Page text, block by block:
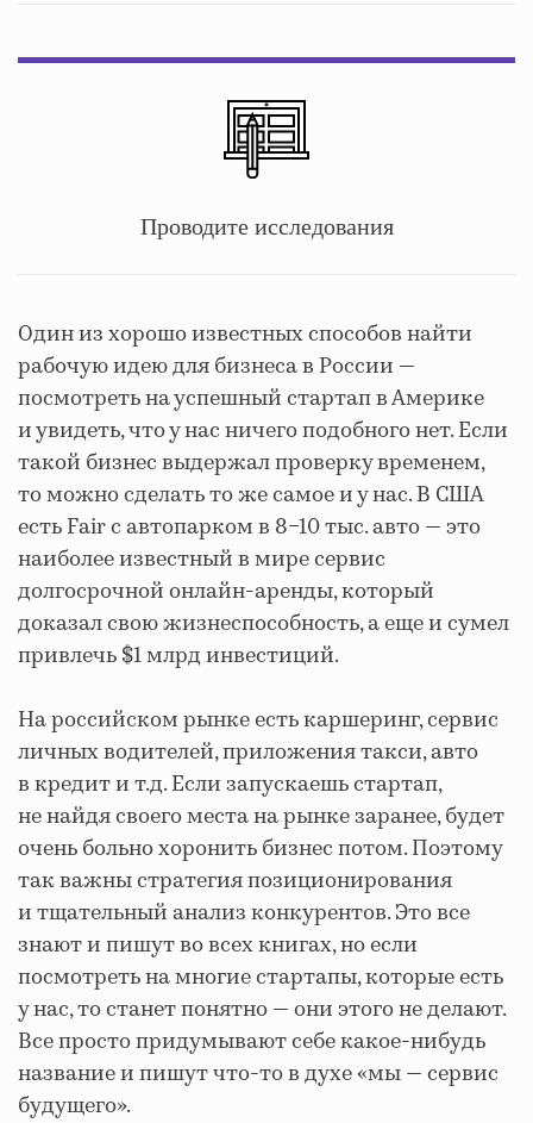
Проводите исследования
Один из хорошо известных способов найти
рабочую идею для бизнеса в России —
посмотреть на успешный стартап в Америке
и увидеть, что у нас ничего подобного нет. Если
такой бизнес выдержал проверку временем,
то можно сделать то же самое и у нас. В США
есть Fair с автопарком в 8−10 тыс. авто — это
наиболее известный в мире сервис
долгосрочной онлайн-аренды, который
доказал свою жизнеспособность, а еще и сумел
привлечь $1 млрд инвестиций.
На российском рынке есть каршеринг, сервис
личных водителей, приложения такси, авто
в кредит и т.д. Если запускаешь стартап,
не найдя своего места на рынке заранее, будет
очень больно хоронить бизнес потом. Поэтому
так важны стратегия позиционирования
и тщательный анализ конкурентов. Это все
знают и пишут во всех книгах, но если
посмотреть на многие стартапы, которые есть
у нас, то станет понятно — они этого не делают.
Все просто придумывают себе какое-нибудь
название и пишут что-то в духе «мы — сервис
будущего».